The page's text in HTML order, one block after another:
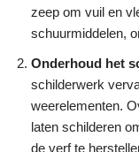
zeep om vuil en
schuurmiddelen,
Onderhoud het
schilderwerk
weerelementen.
laten schilderen
de verf te